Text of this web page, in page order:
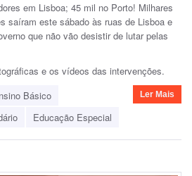
em Lisboa; 45 mil no Porto! Milhares
saíram este sábado às ruas de Lisboa e
que não vão desistir de lutar pelas
e os vídeos das intervenções.
Básico
Educação Especial
Ler Mais